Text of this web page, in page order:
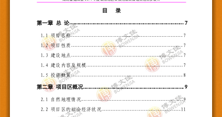
目
第一章 总 论 7
1.1 项目名称
.........................................................................................
7
1.2 项目性质
.........................................................................................
7
1.3 建设地点
.........................................................................................
7
1.4 建设内容及规模
.............................................................................
7
1.5 投资概算
......................................................................................... 8
第二章 项目区概况
........................................................................... 9
2.1 自然地理情况
.................................................................................
9
2.2 项目区的社会经济状况
...............................................................
11